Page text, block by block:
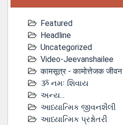
Featured
Headline
Uncategorized
Video-Jeevanshailee
कामसूत्र - कामोत्तेजक जीवन
ૐ નમઃ શિવાય
અન્ય...
આધ્યાત્મિક જીવનશૈલી
આધ્યાત્મિક પ્રશ્નોતરી